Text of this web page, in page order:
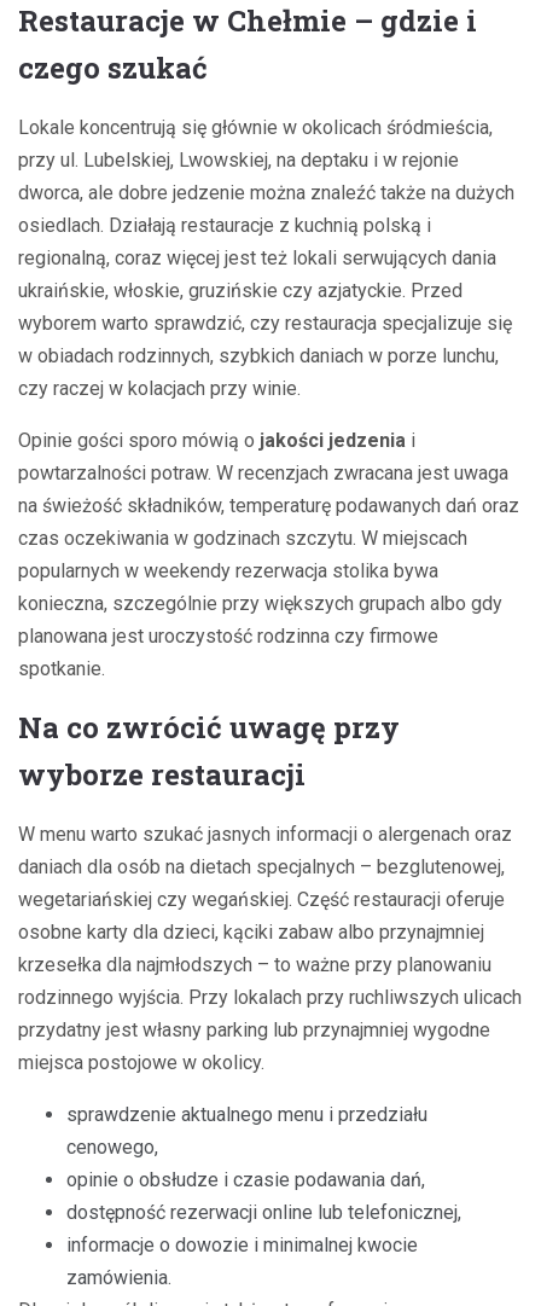
Restauracje w Chełmie – gdzie i
czego szukać
Lokale koncentrują się głównie w okolicach śródmieścia,
przy ul. Lubelskiej, Lwowskiej, na deptaku i w rejonie
dworca, ale dobre jedzenie można znaleźć także na dużych
osiedlach. Działają restauracje z kuchnią polską i
regionalną, coraz więcej jest też lokali serwujących dania
ukraińskie, włoskie, gruzińskie czy azjatyckie. Przed
wyborem warto sprawdzić, czy restauracja specjalizuje się
w obiadach rodzinnych, szybkich daniach w porze lunchu,
czy raczej w kolacjach przy winie.
Opinie gości sporo mówią o jakości jedzenia i
powtarzalności potraw. W recenzjach zwracana jest uwaga
na świeżość składników, temperaturę podawanych dań oraz
czas oczekiwania w godzinach szczytu. W miejscach
popularnych w weekendy rezerwacja stolika bywa
konieczna, szczególnie przy większych grupach albo gdy
planowana jest uroczystość rodzinna czy firmowe
spotkanie.
Na co zwrócić uwagę przy
wyborze restauracji
W menu warto szukać jasnych informacji o alergenach oraz
daniach dla osób na dietach specjalnych – bezglutenowej,
wegetariańskiej czy wegańskiej. Część restauracji oferuje
osobne karty dla dzieci, kąciki zabaw albo przynajmniej
krzesełka dla najmłodszych – to ważne przy planowaniu
rodzinnego wyjścia. Przy lokalach przy ruchliwszych ulicach
przydatny jest własny parking lub przynajmniej wygodne
miejsca postojowe w okolicy.
sprawdzenie aktualnego menu i przedziału
cenowego,
opinie o obsłudze i czasie podawania dań,
dostępność rezerwacji online lub telefonicznej,
informacje o dowozie i minimalnej kwocie
zamówienia.